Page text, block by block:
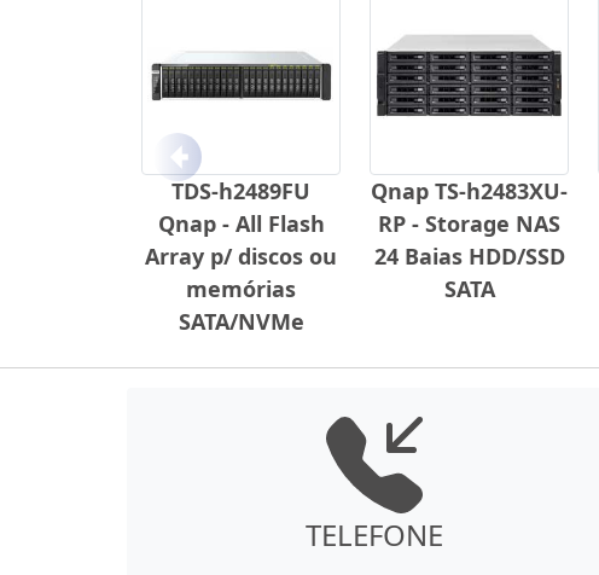
TDS-h2489FU
Qnap - All Flash
Array p/ discos ou
memórias
SATA/NVMe
Qnap TS-h2483XU-
RP - Storage NAS
24 Baias HDD/SSD
SATA
Anterior
TELEFONE